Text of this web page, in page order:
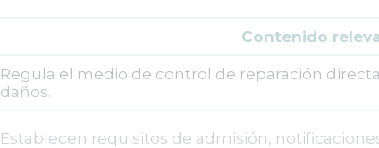
Contenido
Regula el medio de control de reparación
daños.
Establecen requisitos de admisión,